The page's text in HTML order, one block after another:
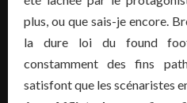
plus, ou que sais-je encore.
la dure loi du found
constamment des fins
satisfont que les scénaristes